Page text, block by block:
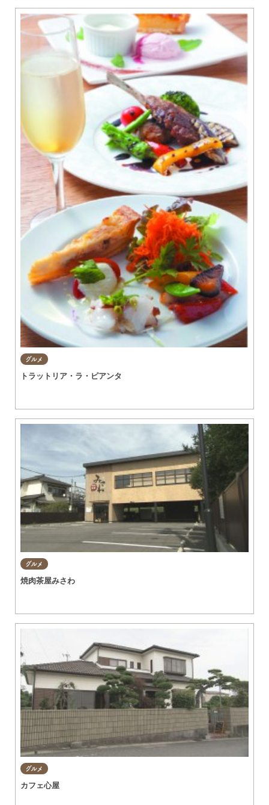
グルメ
トラットリア・ラ・ピアンタ
グルメ
焼肉茶屋みさわ
グルメ
カフェ心屋